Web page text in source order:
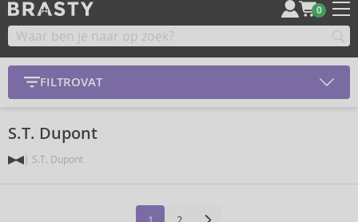
0
FILTROVAT
S.T. Dupont
S.T. Dupont